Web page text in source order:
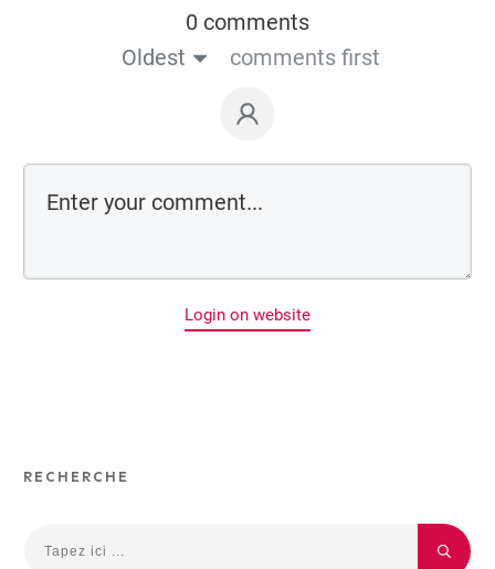
0 comments
Oldest
comments first
Login on website
RECHERCHE